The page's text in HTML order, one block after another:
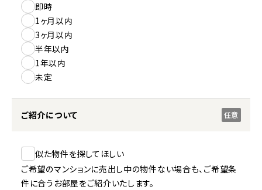
即時
1ヶ月以内
3ヶ月以内
半年以内
1年以内
未定
ご紹介について 任意
似た物件を探してほしい
ご希望のマンションに売出し中の物件ない場合も、ご希望条
件に合うお部屋をご紹介いたします。